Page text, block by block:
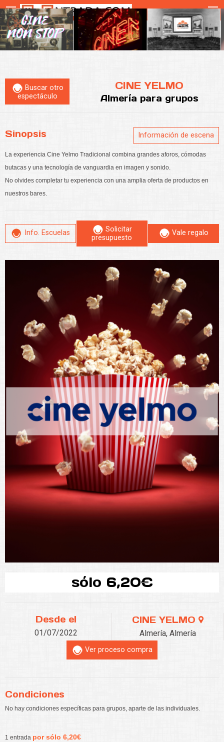
Buscar otro
espectáculo
CINE YELMO
Almería para grupos
Sinopsis Información de escena
Leer más
La experiencia Cine Yelmo Tradicional combina grandes aforos, cómodas
butacas y una tecnología de vanguardia en imagen y sonido.
No olvides completar tu experiencia con una amplia oferta de productos en
nuestros bares.
Info. Escuelas
Solicitar
presupuesto
Vale regalo
sólo 6,20€
Desde el
01/07/2022
CINE YELMO
Almería, Almería
Ver proceso compra
Condiciones
No hay condiciones específicas para grupos, aparte de las individuales.
1 entrada por sólo 6,20€